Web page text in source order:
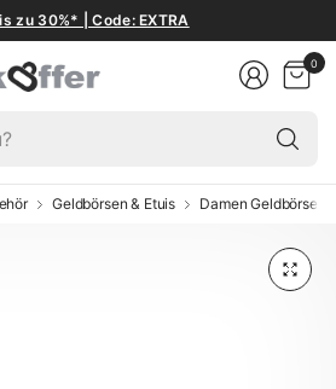
zu 30%* | Code: EXTRA
0
Geldbörsen & Etuis Damen Geldbörsen